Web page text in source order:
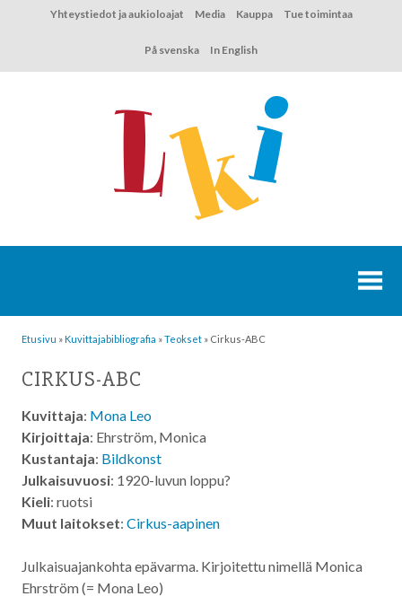
Yhteystiedot ja aukioloajat Media Kauppa Tue toimintaa
På svenska In English
Etusivu »Kuvittaja­bibliografia »Teokset » Cirkus-ABC
CIRKUS-ABC
Kuvittaja: Mona Leo
Kirjoittaja: Ehrström, Monica
Kustantaja: Bildkonst
Julkaisuvuosi: 1920-luvun loppu?
Kieli: ruotsi
Muut laitokset: Cirkus-aapinen
Julkaisuajankohta epävarma. Kirjoitettu nimellä Monica
Ehrström (= Mona Leo)